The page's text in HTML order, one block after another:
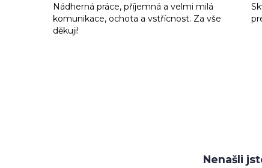
Nádherná práce, příjemná a velmi milá
komunikace, ochota a vstřícnost. Za vše
děkuji!
Nenašli